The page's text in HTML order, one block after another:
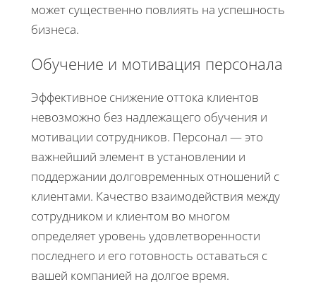
может существенно повлиять на успешность
бизнеса.
Обучение и мотивация персонала
Эффективное снижение оттока клиентов
невозможно без надлежащего обучения и
мотивации сотрудников. Персонал — это
важнейший элемент в установлении и
поддержании долговременных отношений с
клиентами. Качество взаимодействия между
сотрудником и клиентом во многом
определяет уровень удовлетворенности
последнего и его готовность оставаться с
вашей компанией на долгое время.